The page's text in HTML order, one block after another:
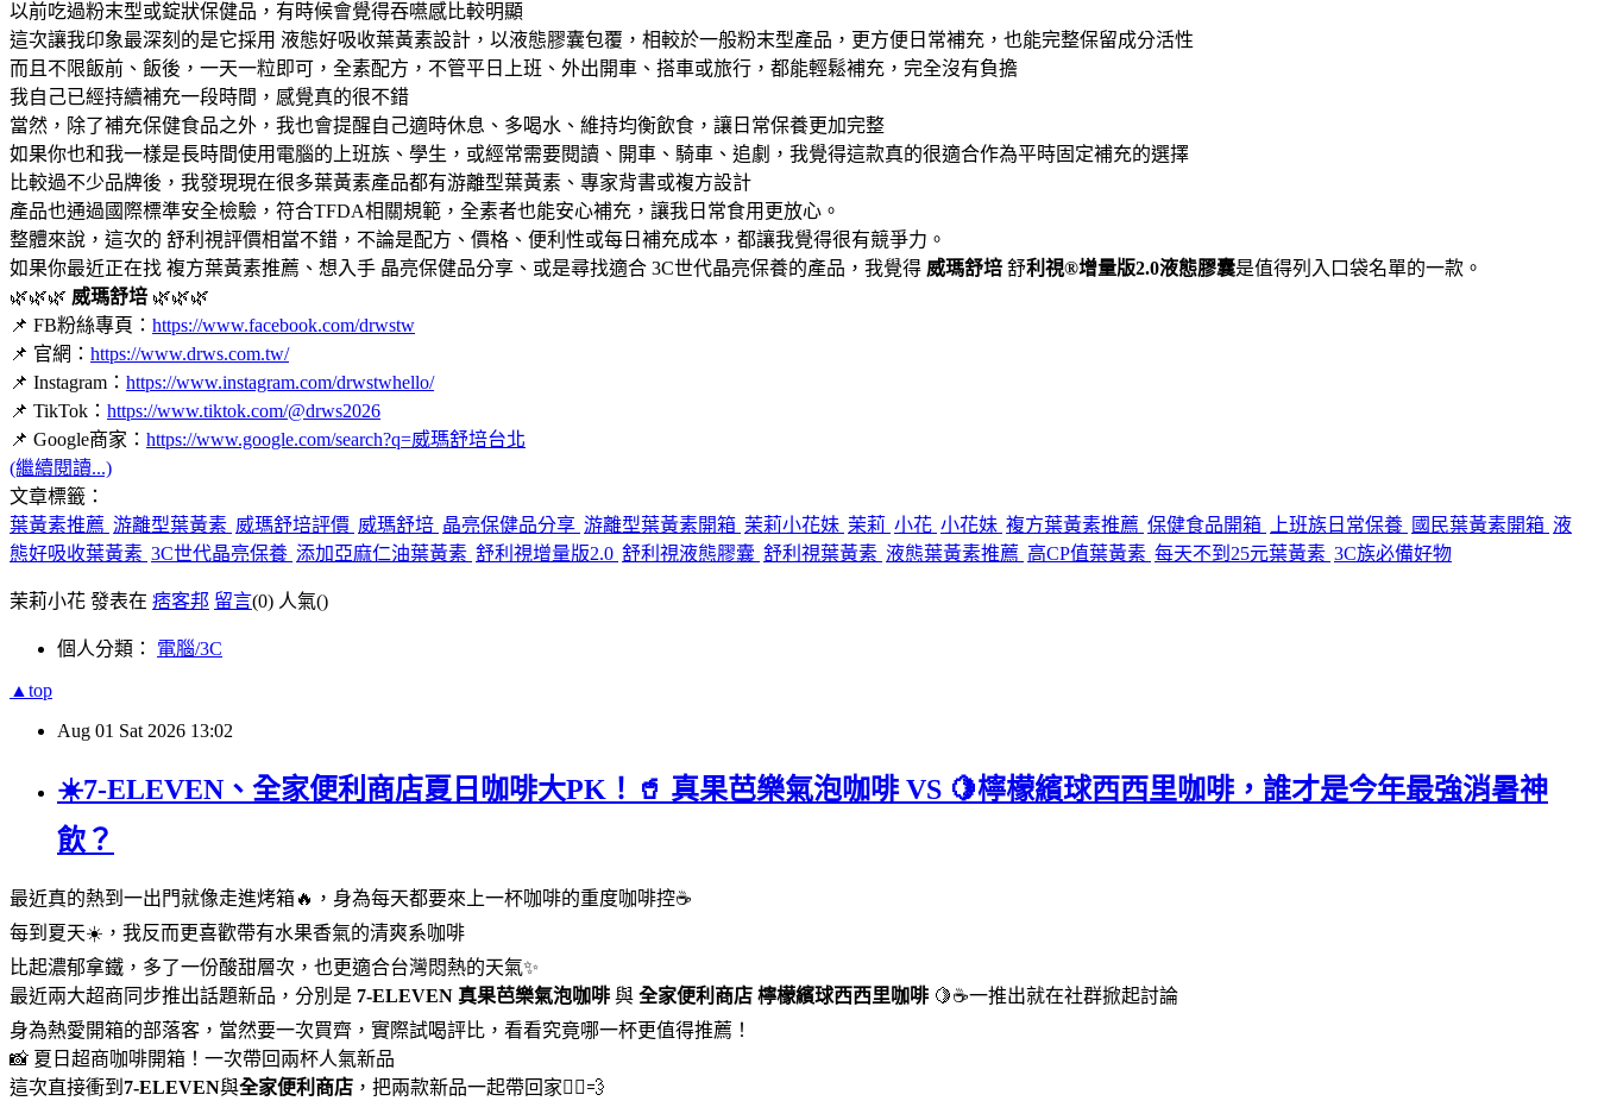
以前吃過粉末型或錠狀保健品，有時候會覺得吞嚥感比較明顯
這次讓我印象最深刻的是它採用 液態好吸收葉黃素設計，以液態膠囊包覆，相較於一般粉末型產品，更方便日常補充，也能完整保留成分活性
而且不限飯前、飯後，一天一粒即可，全素配方，不管平日上班、外出開車、搭車或旅行，都能輕鬆補充，完全沒有負擔
我自己已經持續補充一段時間，感覺真的很不錯
當然，除了補充保健食品之外，我也會提醒自己適時休息、多喝水、維持均衡飲食，讓日常保養更加完整
如果你也和我一樣是長時間使用電腦的上班族、學生，或經常需要閱讀、開車、騎車、追劇，我覺得這款真的很適合作為平時固定補充的選擇
比較過不少品牌後，我發現現在很多葉黃素產品都有游離型葉黃素、專家背書或複方設計
產品也通過國際標準安全檢驗，符合TFDA相關規範，全素者也能安心補充，讓我日常食用更放心。
整體來說，這次的 舒利視評價相當不錯，不論是配方、價格、便利性或每日補充成本，都讓我覺得很有競爭力。
如果你最近正在找 複方葉黃素推薦、想入手 晶亮保健品分享、或是尋找適合 3C世代晶亮保養的產品，我覺得 威瑪舒培 舒利視®增量版2.0液態膠囊是值得列入口袋名單的一款。
🌿🌿🌿 威瑪舒培 🌿🌿🌿
📌 FB粉絲專頁： https://www.facebook.com/drwstw
📌 官網： https://www.drws.com.tw/
📌 Instagram： https://www.instagram.com/drwstwhello/
📌 TikTok： https://www.tiktok.com/@drws2026
📌 Google商家： https://www.google.com/search?q=威瑪舒培台北
(繼續閱讀...)
文章標籤：
葉黃素推薦 游離型葉黃素 威瑪舒培評價 威瑪舒培 晶亮保健品分享 游離型葉黃素開箱 茉莉小花妹 茉莉 小花 小花妹 複方葉黃素推薦 保健食品開箱 上班族日常保養 國民葉黃素開箱 液
態好吸收葉黃素 3C世代晶亮保養 添加亞麻仁油葉黃素 舒利視增量版2.0 舒利視液態膠囊 舒利視葉黃素 液態葉黃素推薦 高CP值葉黃素 每天不到25元葉黃素 3C族必備好物
茉莉小花 發表在 痞客邦 留言(0) 人氣()
個人分類： 電腦/3C
▲top
Aug 01 Sat 2026 13:02
☀️7-ELEVEN、全家便利商店夏日咖啡大PK！🥤 真果芭樂氣泡咖啡 VS 🍋檸檬繽球西西里咖啡，誰才是今年最強消暑神
飲？
最近真的熱到一出門就像走進烤箱🔥，身為每天都要來上一杯咖啡的重度咖啡控☕
每到夏天☀️，我反而更喜歡帶有水果香氣的清爽系咖啡
比起濃郁拿鐵，多了一份酸甜層次，也更適合台灣悶熱的天氣✨
最近兩大超商同步推出話題新品，分別是 7-ELEVEN 真果芭樂氣泡咖啡 與 全家便利商店 檸檬繽球西西里咖啡 🍋☕一推出就在社群掀起討論
身為熱愛開箱的部落客，當然要一次買齊，實際試喝評比，看看究竟哪一杯更值得推薦！
📸 夏日超商咖啡開箱！一次帶回兩杯人氣新品
這次直接衝到 7-ELEVEN與全家便利商店 ，把兩款新品一起帶回家🏃‍♀️💨